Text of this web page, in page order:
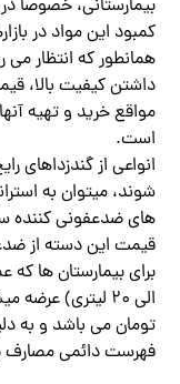
بیمارستانی، خصوصا
کمبود این مواد در
همانطور که انتظار
داشتن کیفیت بالا،
مواقع خرید و تهیه
است.
انواعی از گندزداهای
شوند، میتوان به
های ضدعفونی کننده
قیمت این دسته از
تومان می باشد و به
فهرست دائمی مصارف